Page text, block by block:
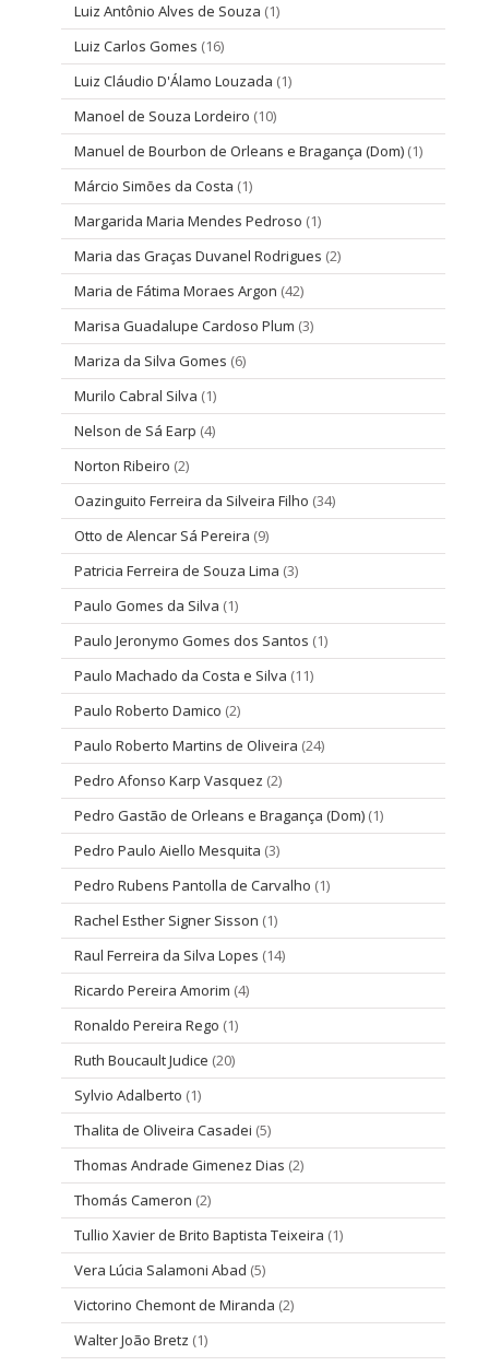
Luiz Antônio Alves de Souza (1)
Luiz Carlos Gomes (16)
Luiz Cláudio D'Álamo Louzada (1)
Manoel de Souza Lordeiro (10)
Manuel de Bourbon de Orleans e Bragança (Dom) (1)
Márcio Simões da Costa (1)
Margarida Maria Mendes Pedroso (1)
Maria das Graças Duvanel Rodrigues (2)
Maria de Fátima Moraes Argon (42)
Marisa Guadalupe Cardoso Plum (3)
Mariza da Silva Gomes (6)
Murilo Cabral Silva (1)
Nelson de Sá Earp (4)
Norton Ribeiro (2)
Oazinguito Ferreira da Silveira Filho (34)
Otto de Alencar Sá Pereira (9)
Patricia Ferreira de Souza Lima (3)
Paulo Gomes da Silva (1)
Paulo Jeronymo Gomes dos Santos (1)
Paulo Machado da Costa e Silva (11)
Paulo Roberto Damico (2)
Paulo Roberto Martins de Oliveira (24)
Pedro Afonso Karp Vasquez (2)
Pedro Gastão de Orleans e Bragança (Dom) (1)
Pedro Paulo Aiello Mesquita (3)
Pedro Rubens Pantolla de Carvalho (1)
Rachel Esther Signer Sisson (1)
Raul Ferreira da Silva Lopes (14)
Ricardo Pereira Amorim (4)
Ronaldo Pereira Rego (1)
Ruth Boucault Judice (20)
Sylvio Adalberto (1)
Thalita de Oliveira Casadei (5)
Thomas Andrade Gimenez Dias (2)
Thomás Cameron (2)
Tullio Xavier de Brito Baptista Teixeira (1)
Vera Lúcia Salamoni Abad (5)
Victorino Chemont de Miranda (2)
Walter João Bretz (1)